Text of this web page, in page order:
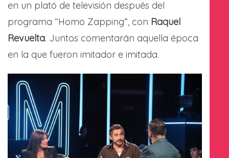
en un plató de televisión después del
programa “Homo Zapping”, con Raquel
Revuelta. Juntos comentarán aquella época
en la que fueron imitador e imitada.